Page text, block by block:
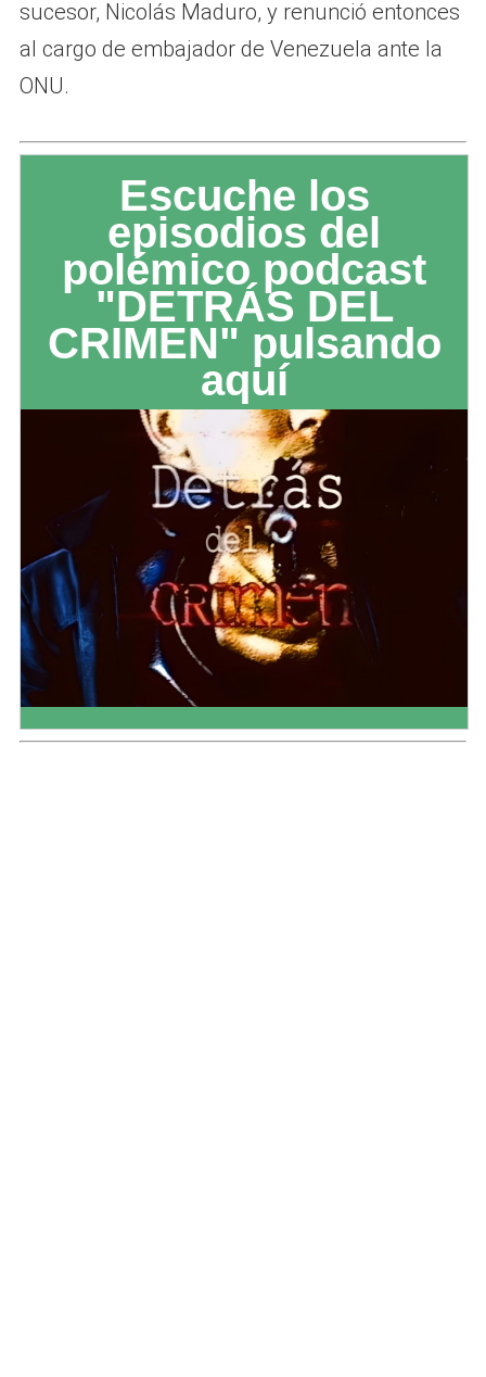
sucesor, Nicolás Maduro, y renunció entonces
al cargo de embajador de Venezuela ante la
ONU.
Escuche los
episodios del
polémico podcast
"DETRÁS DEL
CRIMEN" pulsando
aquí